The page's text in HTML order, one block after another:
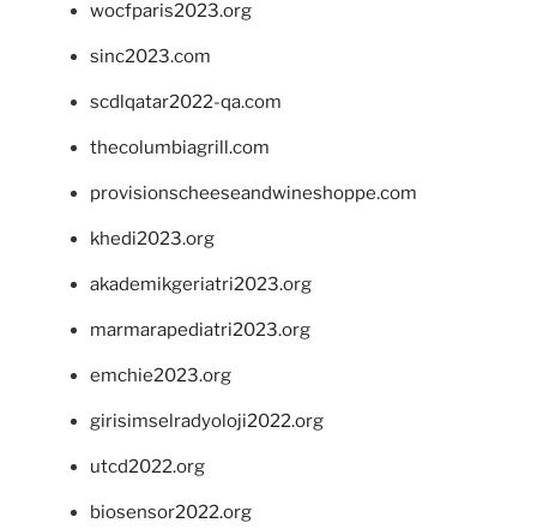
wocfparis2023.org
sinc2023.com
scdlqatar2022-qa.com
thecolumbiagrill.com
provisionscheeseandwineshoppe.com
khedi2023.org
akademikgeriatri2023.org
marmarapediatri2023.org
emchie2023.org
girisimselradyoloji2022.org
utcd2022.org
biosensor2022.org